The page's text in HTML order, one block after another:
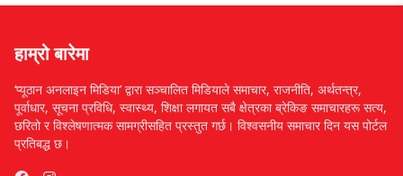
हाम्रो बारेमा
‘प्यूठान अनलाइन मिडिया’ द्वारा सञ्चालित मिडियाले समाचार, राजनीति, अर्थतन्त्र,
पूर्वाधार, सूचना प्रविधि, स्वास्थ्य, शिक्षा लगायत सबै क्षेत्रका ब्रेकिङ समाचारहरू सत्य,
छरितो र विश्लेषणात्मक सामग्रीसहित प्रस्तुत गर्छ। विश्वसनीय समाचार दिन यस पोर्टल
प्रतिबद्ध छ।